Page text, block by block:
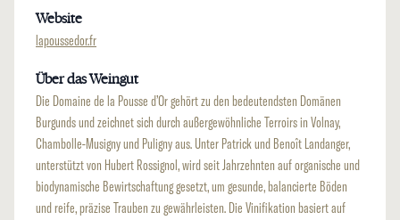
Website
lapoussedor.fr
Über das Weingut
Die Domaine de la Pousse d’Or gehört zu den bedeutendsten Domänen
Burgunds und zeichnet sich durch außergewöhnliche Terroirs in Volnay,
Chambolle-Musigny und Puligny aus. Unter Patrick und Benoît Landanger,
unterstützt von Hubert Rossignol, wird seit Jahrzehnten auf organische und
biodynamische Bewirtschaftung gesetzt, um gesunde, balancierte Böden
und reife, präzise Trauben zu gewährleisten. Die Vinifikation basiert auf